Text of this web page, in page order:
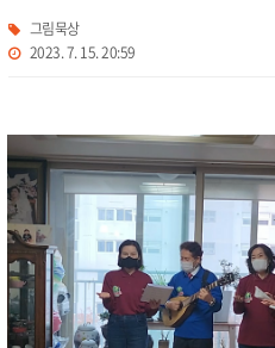
그림묵상
2023. 7. 15. 20:59